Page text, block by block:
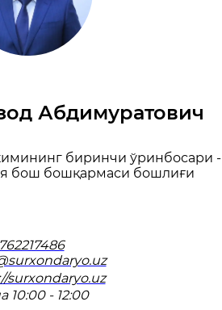
Абдимуратович
биринчи ўринбосари -
бош бошқармаси бошлиғи
surxondaryo.uz
10:00 - 12:00